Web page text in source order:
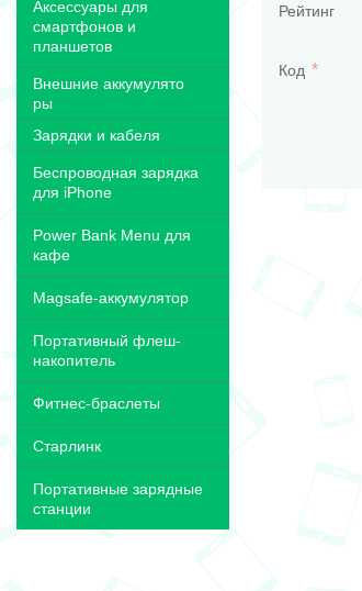
Аксессуары для
смартфонов и
планшетов
Внешние аккумулято
ры
Зарядки и кабеля
Беспроводная зарядка
для iPhone
Power Bank Menu для
кафе
Magsafe-аккумулятор
Портативный флеш-
накопитель
Фитнес-браслеты
Старлинк
Портативные зарядные
станции
Рейтинг
Код